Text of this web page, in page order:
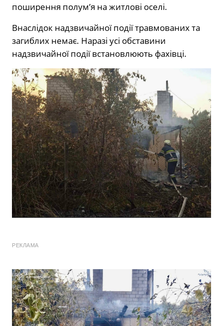
поширення полумʼя на житлові оселі.
Внаслідок надзвичайної події травмованих та
загиблих немає. Наразі усі обставини
надзвичайної події встановлюють фахівці.
РЕКЛАМА